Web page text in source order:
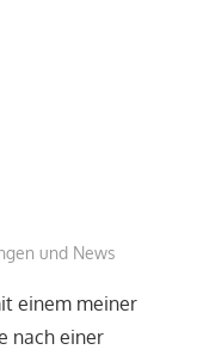
und News
einem meiner
nach einer